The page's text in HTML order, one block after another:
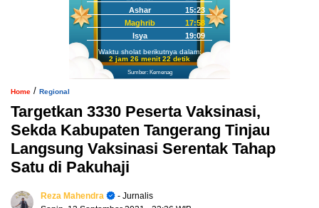
Ashar
15:23
Maghrib
17:58
Isya
19:09
Waktu sholat berikutnya dalam:
2 jam 26 menit 21 detik
Sumber: Kemenag
Home / Regional
Targetkan 3330 Peserta Vaksinasi,
Sekda Kabupaten Tangerang Tinjau
Langsung Vaksinasi Serentak Tahap
Satu di Pakuhaji
Reza Mahendra
- Jurnalis